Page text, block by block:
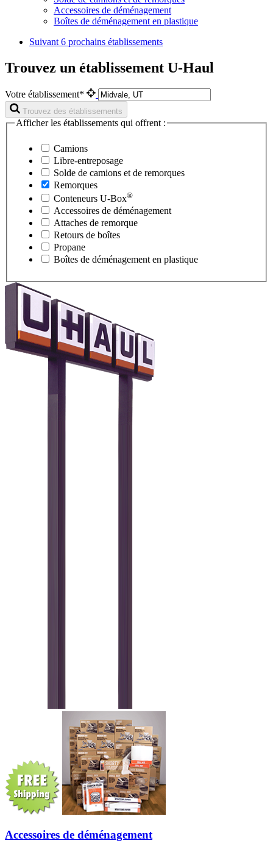
Accessoires de déménagement
Boîtes de déménagement en plastique
Suivant 6 prochains établissements
Trouvez un établissement U-Haul
Votre établissement*
Trouvez des établissements
Afficher les établissements qui offrent :
Camions
Libre-entreposage
Solde de camions et de remorques
Remorques
Conteneurs U-Box®
Accessoires de déménagement
Attaches de remorque
Retours de boîtes
Propane
Boîtes de déménagement en plastique
Accessoires de déménagement